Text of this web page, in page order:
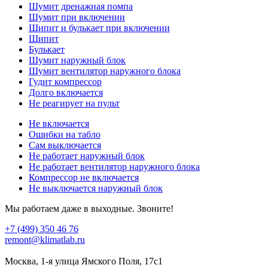
Шумит дренажная помпа
Шумит при включении
Шипит и булькает при включении
Шипит
Булькает
Шумит наружный блок
Шумит вентилятор наружного блока
Гудит компрессор
Долго включается
Не реагирует на пульт
Не включается
Ошибки на табло
Сам выключается
Не работает наружный блок
Не работает вентилятор наружного блока
Компрессор не включается
Не выключается наружный блок
Мы работаем даже в выходные. Звоните!
+7 (499) 350 46 76
remont@klimatlab.ru
Москва, 1-я улица Ямского Поля, 17с1